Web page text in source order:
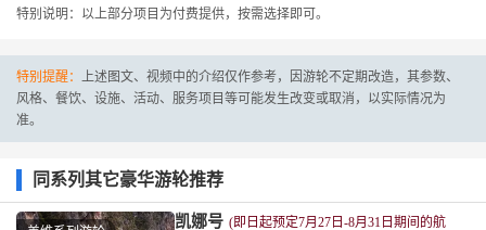
特别说明：以上部分项目为付费提供，按需选择即可。
特别提醒： 上述图文、视频中的介绍仅作参考，因游轮不定期改造，其参数、
风格、餐饮、设施、活动、服务项目等可能发生改变或取消，以实际情况为
准。
同系列其它豪华游轮推荐
凯娜号 (即日起预定7月27日-8月31日期间的航